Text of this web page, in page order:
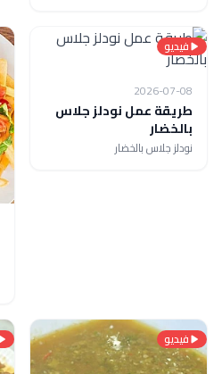
فيديو
2026-07-08
طريقة عمل نودلز جلاس
بالخضار
نودلز جلاس بالخضار
فيديو